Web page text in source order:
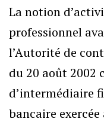
La notion
professionnel
l’Autorité de
du 20 août 2002
d’intermédiaire
bancaire